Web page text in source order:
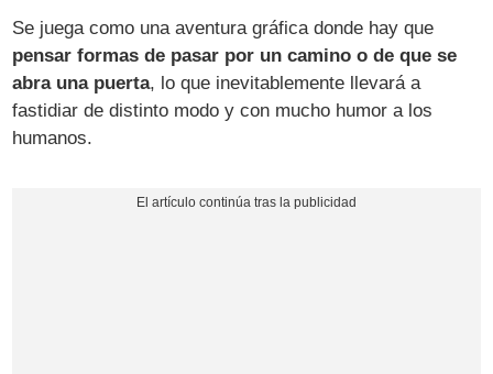
Se juega como una aventura gráfica donde hay que
pensar formas de pasar por un camino o de que se
abra una puerta, lo que inevitablemente llevará a
fastidiar de distinto modo y con mucho humor a los
humanos.